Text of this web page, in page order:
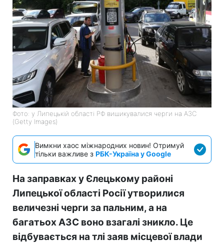
Фото: у Липецькій області РФ вишикувалися черги на АЗС
(Getty Images)
Вимкни хаос міжнародних новин! Отримуй
тільки важливе з РБК-Україна у Google
На заправках у Єлецькому районі
Липецької області Росії утворилися
величезні черги за пальним, а на
багатьох АЗС воно взагалі зникло. Це
відбувається на тлі заяв місцевої влади